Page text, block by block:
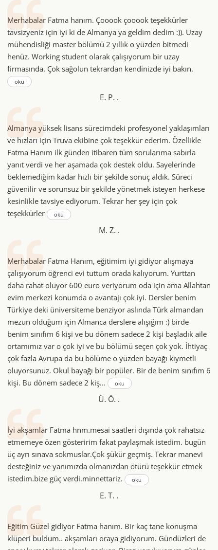
Merhabalar Fatma hanım. Çooook çooook teşekkürler
tavsizyeniz için iyi ki de Almanya ya geldim dedim :)). Uzay
mühendisliği master bölümü 2 yıllık o yüzden bitmedi
henüz. Working student olarak çalışıyorum bir uzay
firmasında. Çok sağolun tekrardan kendinizde iyi bakın.
oku
E. P. .
Almanya yüksek lisans sürecimdeki profesyonel yaklaşımları
ve hızları için Truva ekibine çok teşekkür ederim. Özellikle
Fatma Hanım ilk günden itibaren tüm sorularıma sabırla
yanıt verdi ve her aşamada çok destek oldu. Sayelerinde
beklemediğim kadar hızlı bir şekilde sonuç aldık. Süreci
güvenilir ve sorunsuz bir şekilde yönetmek isteyen herkese
kesinlikle tavsiye ediyorum. Tekrar her şey için çok
teşekkürler
oku
M. Z. .
Merhabalar Fatma Hanım, eğitimim iyi gidiyor alışmaya
çalışıyorum öğrenci evi tuttum orada kalıyorum. Yurttan
daha rahat oluyor 600 euro veriyorum oda için ama Allahtan
evim merkezi konumda o avantajı çok iyi. Dersler benim
Türkiye deki üniversiteme benziyor aslında Türk almandan
mezun olduğum için Almanca derslere alışığım :) birde
benim sınıfım 6 kişi ve bu dönem sadece 2 kişi başladık aile
ortamımız var o çok iyi ve bu bölümü seçen çok yok. İhtiyaç
çok fazla Avrupa da bu bölüme o yüzden bayağı kıymetli
oluyorsunuz. Okul bayağı bir popüler. Bir de benim sınıfım 6
kişi. Bu dönem sadece 2 kiş...
oku
Ü. Ö. .
İyi akşamlar Fatma hnm.mesai saatleri dışında çok rahatsız
etmemeye özen gösteririm fakat paylaşmak istedim. bugün
üç ayrı sınava sokmuslar.Çok şükür geçmiş. Tekrar manevi
desteğiniz ve yanımızda olmanızdan ötürü teşekkür etmek
istedim.bize güç verdi.minnettariz.
oku
E. T. .
Eğitim Güzel gidiyor Fatma hanım. Bir kaç tane konuşma
klüperi buldum.. akşamları oraya gidiyorum. Gündüzleri de